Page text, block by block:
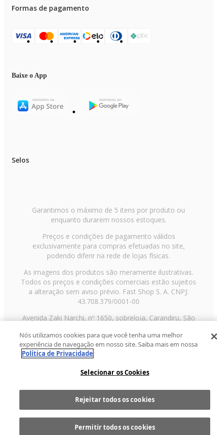
Comprar
Formas de pagamento
Baixe o App
Selos
Garantimos o máximo de 5 itens por produto ou
enquanto durarem nossos estoques.
Preços e condições de pagamento válidos
exclusivamente para compras efetuadas no site,
podendo diferir na rede de lojas físicas.
As imagens dos produtos são meramente ilustrativas.
Todos os preços e condições comerciais estão sujeitos
a alteração sem aviso prévio. Fast Shop S. A. CNPJ:
43.708.379/0001-00
Avenida Zaki Narchi, nº 1650, sobreloja, Carandiru, São
2013 Fast Shop - Todos os direitos reservadosRF
Nós utilizamos cookies para que você tenha uma melhor
experiência de navegação em nosso site. Saiba mais em nossa
Política de Privacidade
Selecionar os Cookies
Rejeitar todos os cookies
Permitir todos os cookies